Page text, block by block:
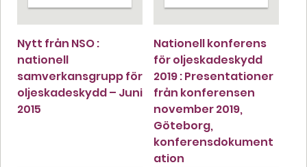
Nytt från NSO :
nationell
samverkansgrupp för
oljeskadeskydd – Juni
2015
Nationell konferens
för oljeskadeskydd
2019 : Presentationer
från konferensen
november 2019,
Göteborg,
konferensdokument
ation